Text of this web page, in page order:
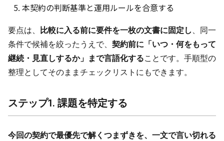
本契約の判断基準と運用ルールを合意する
要点は、 比較に入る前に要件を一枚の文書に固定し 、同一
条件で候補を絞ったうえで、 契約前に「いつ・何をもって
継続・見直しするか」まで言語化することです。手順型の
整理としてそのままチェックリストにもできます。
ステップ1. 課題を特定する
今回の契約で最優先で解くつまずきを、一文で言い切れる